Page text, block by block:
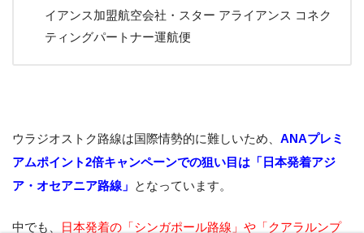
イアンス加盟航空会社・スター アライアンス コネク
ティングパートナー運航便
ウラジオストク路線は国際情勢的に難しいため、 ANAプレミ
アムポイント2倍キャンペーンでの狙い目は「日本発着アジ
ア・オセアニア路線」 となっています。
中でも、 日本発着の「シンガポール路線」や「クアラルンプ